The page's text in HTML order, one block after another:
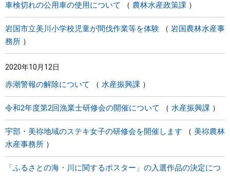
車検切れの公用車の使用について 農林水産政策課
岩国市立美川小学校児童が間伐作業等を体験
岩国農林水産事
務所
2020年10月12日
赤潮警報の解除について 水産振興課
令和2年度第2回漁業士研修会の開催について 水産振興課
宇部・美祢地域のステキ女子の研修会を開催します
美祢農林
水産事務所
「ふるさとの海・川に関するポスター」の入選作品の決定につ